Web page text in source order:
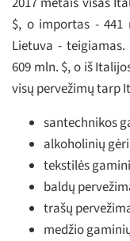
$, o importas - 441
Lietuva -
609 mln. $, o iš
visų pervežimų tarp
santechnikos
alkoholinių
tekstilės
baldų
trašų
medžio